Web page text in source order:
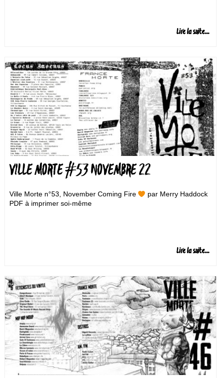
Lire la suite...
VILLE MORTE #53 NOVEMBRE 22
Ville Morte n°53, November Coming Fire
par Merry Haddock
PDF à imprimer soi-même
Lire la suite...